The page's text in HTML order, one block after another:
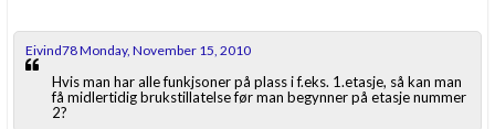
Eivind78 Monday, November 15, 2010
Hvis man har alle funkjsoner på plass i f.eks. 1.etasje, så kan man
få midlertidig brukstillatelse før man begynner på etasje nummer
2?